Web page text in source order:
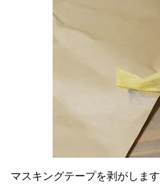
マスキングテープを剥がします